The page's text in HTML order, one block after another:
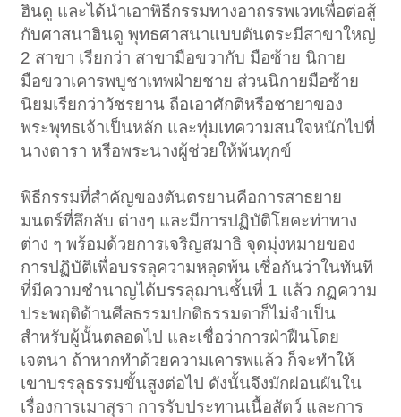
ฮินดู และได้นำเอาพิธีกรรมทางอาถรรพเวทเพื่อต่อสู้
กับศาสนาฮินดู พุทธศาสนาแบบตันตระมีสาขาใหญ่
2 สาขา เรียกว่า สาขามือขวากับ มือซ้าย นิกาย
มือขวาเคารพบูชาเทพฝ่ายชาย ส่วนนิกายมือซ้าย
นิยมเรียกว่าวัชรยาน ถือเอาศักติหรือชายาของ
พระพุทธเจ้าเป็นหลัก และทุ่มเทความสนใจหนักไปที่
นางตารา หรือพระนางผู้ช่วยให้พ้นทุกข์
พิธีกรรมที่สำคัญของตันตรยานคือการสาธยาย
มนตร์ที่ลึกลับ ต่างๆ และมีการปฏิบัติโยคะท่าทาง
ต่าง ๆ พร้อมด้วยการเจริญสมาธิ จุดมุ่งหมายของ
การปฏิบัติเพื่อบรรลุความหลุดพ้น เชื่อกันว่าในทันที
ที่มีความชำนาญได้บรรลุฌานชั้นที่ 1 แล้ว กฏความ
ประพฤติด้านศีลธรรมปกติธรรมดาก็ไม่จำเป็น
สำหรับผู้นั้นตลอดไป และเชื่อว่าการฝ่าฝืนโดย
เจตนา ถ้าหากทำด้วยความเคารพแล้ว ก็จะทำให้
เขาบรรลุธรรมขั้นสูงต่อไป ดังนั้นจึงมักผ่อนผันใน
เรื่องการเมาสุรา การรับประทานเนื้อสัตว์ และการ